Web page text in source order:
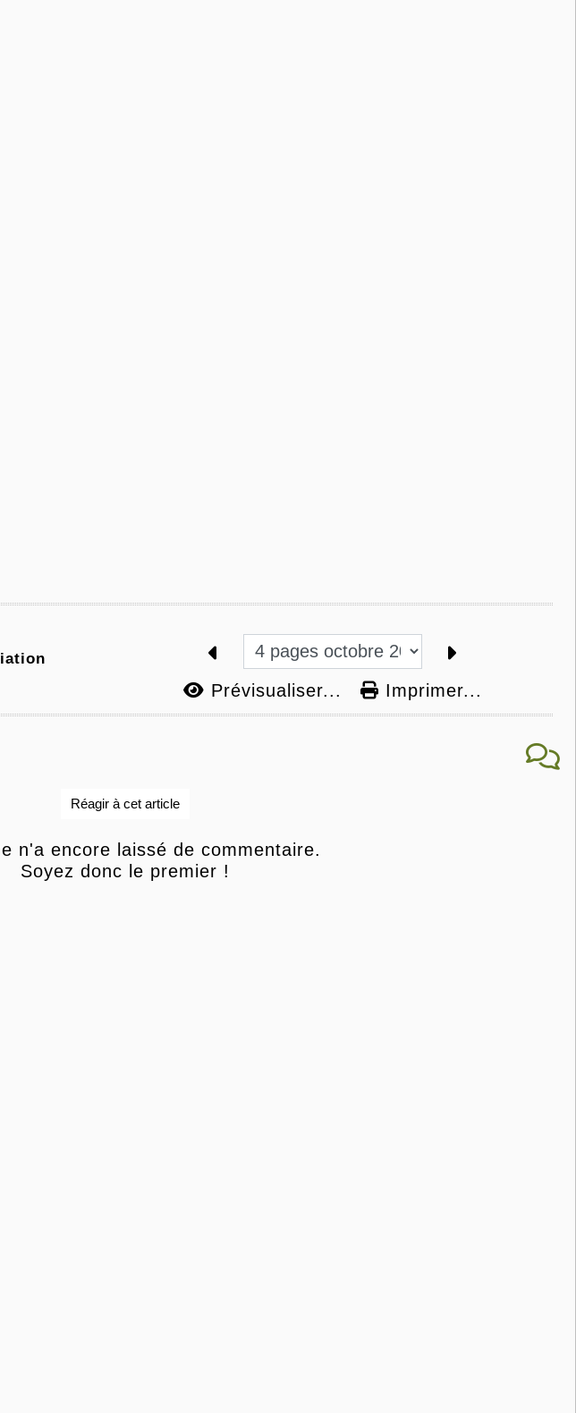
Prévisualiser... Imprimer...
Réagir à cet article
n'a encore laissé de commentaire.
Soyez donc le premier !